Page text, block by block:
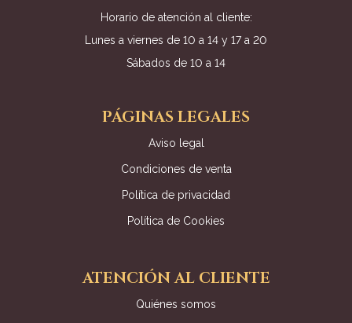
Horario de atención al cliente:
Lunes a viernes de 10 a 14 y 17 a 20
Sábados de 10 a 14
PÁGINAS LEGALES
Aviso legal
Condiciones de venta
Política de privacidad
Política de Cookies
ATENCIÓN AL CLIENTE
Quiénes somos